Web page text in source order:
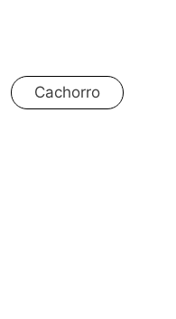
Cachorro